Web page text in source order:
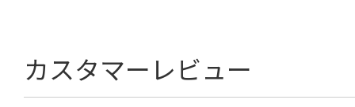
カスタマーレビュー